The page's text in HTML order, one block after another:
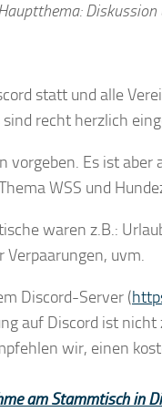
Diskussion
statt und alle
recht herzlich
vorgeben. Es ist
WSS und
waren z.B.:
Verpaarungen, uvm.
Discord-Server (
auf Discord ist
wir, einen
am Stammtisch in